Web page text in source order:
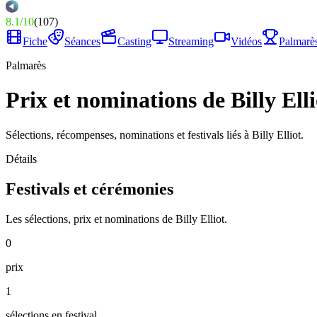
8.1/10(107)
Fiche
Séances Casting Streaming Vidéos
Palmarès
Prix et nominations de Billy
Sélections, récompenses, nominations et festivals liés à Billy Elliot.
Détails
Festivals et cérémonies
Les sélections, prix et nominations de Billy Elliot.
0
prix
1